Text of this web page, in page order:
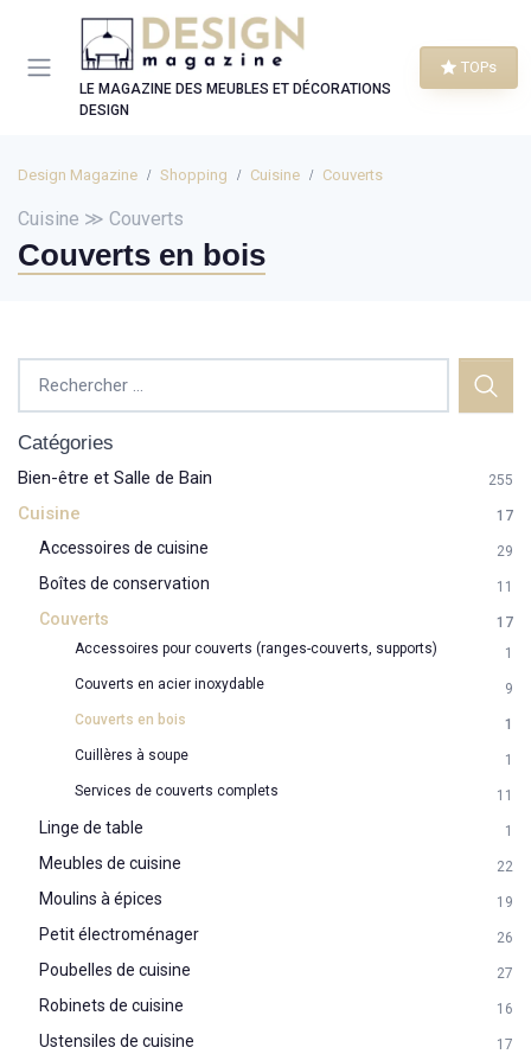
LE MAGAZINE DES MEUBLES ET DÉCORATIONS
DESIGN
TOPs
Design Magazine Shopping Cuisine Couverts
Cuisine ≫ Couverts
Couverts en bois
Catégories
Bien-être et Salle de Bain 255
Cuisine 17
Accessoires de cuisine 29
Boîtes de conservation 11
Couverts
17
Accessoires pour couverts (ranges-couverts, supports)
1
Couverts en acier inoxydable
9
Couverts en bois
1
Cuillères à soupe
1
Services de couverts complets
11
Linge de table 1
Meubles de cuisine 22
Moulins à épices 19
Petit électroménager 26
Poubelles de cuisine 27
Robinets de cuisine 16
Ustensiles de cuisine 17
Panneau de gestion des cookies